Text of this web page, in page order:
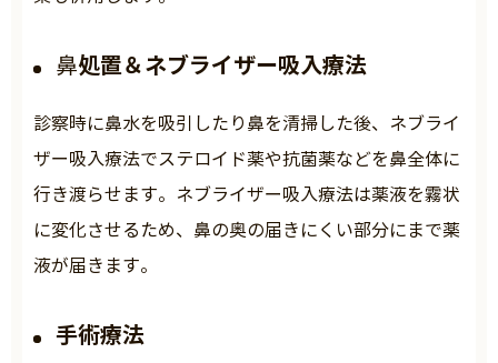
鼻処置＆ネブライザー吸入療法
診察時に鼻水を吸引したり鼻を清掃した後、ネブライ
ザー吸入療法でステロイド薬や抗菌薬などを鼻全体に
行き渡らせます。ネブライザー吸入療法は薬液を霧状
に変化させるため、鼻の奥の届きにくい部分にまで薬
液が届きます。
手術療法